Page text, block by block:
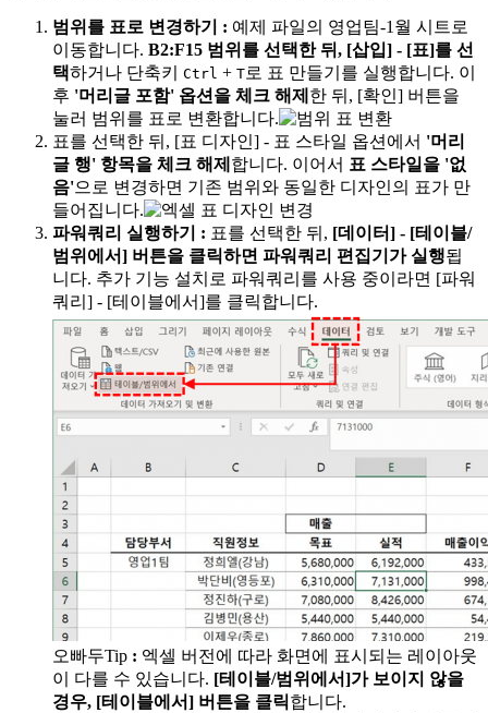
범위를 표로 변경하기 : 예제 파일의 영업팀-1월 시트로
이동합니다. B2:F15 범위를 선택한 뒤, [삽입] - [표]를 선
택하거나 단축키 Ctrl + T로 표 만들기를 실행합니다. 이
후 '머리글 포함' 옵션을 체크 해제 한 뒤, [확인] 버튼을
눌러 범위를 표로 변환합니다.
표를 선택한 뒤, [표 디자인] - 표 스타일 옵션에서 '머리
글 행' 항목을 체크 해제 합니다. 이어서 표 스타일을 '없
음'으로 변경하면 기존 범위와 동일한 디자인의 표가 만
들어집니다.
파워쿼리 실행하기
: 표를 선택한 뒤, [데이터] - [테이블/
범위에서] 버튼을 클릭하면 파워쿼리 편집기가 실행됩
니다. 추가 기능 설치로 파워쿼리를 사용 중이라면 [파워
쿼리] - [테이블에서]를 클릭합니다.
오빠두Tip : 엑셀 버전에 따라 화면에 표시되는 레이아웃
이 다를 수 있습니다. [테이블/범위에서]가 보이지 않을
경우, [테이블에서] 버튼을 클릭합니다.